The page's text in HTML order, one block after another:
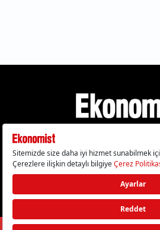
Gizlilik Politikası Çerez Politikası
KVKK Metni Künye